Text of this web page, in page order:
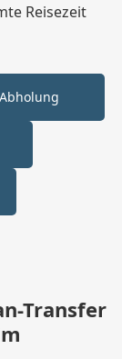
Reisezeit
Transfer